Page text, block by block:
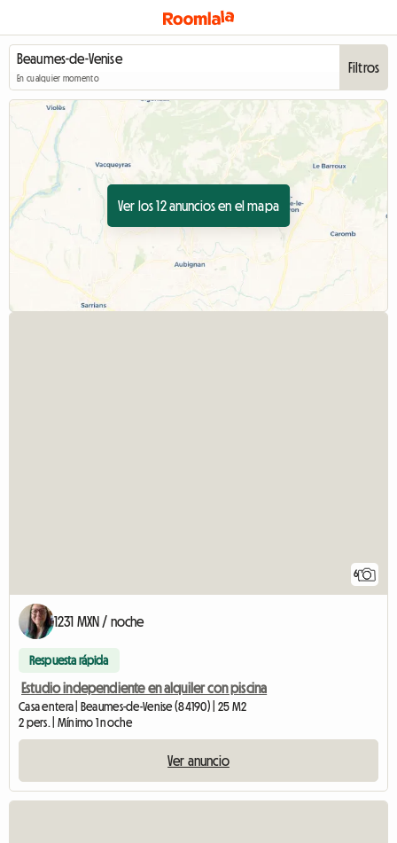
En cualquier momento
Filtros
Ver los 12 anuncios en el mapa
6
1231 MXN / noche
Respuesta rápida
Estudio independiente en alquiler con piscina
Casa entera | Beaumes-de-Venise (84190) | 25 M2
2 pers. | Mínimo 1 noche
Ver anuncio